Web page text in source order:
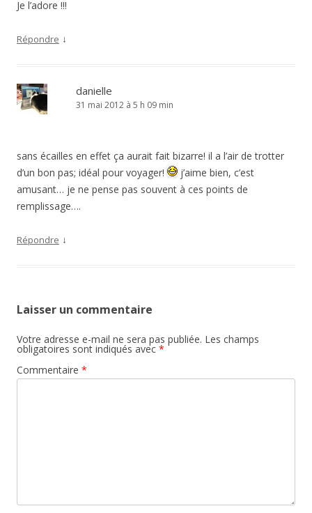
Je l’adore !!!
Répondre ↓
danielle
31 mai 2012 à 5 h 09 min
sans écailles en effet ça aurait fait bizarre! il a l’air de trotter
d’un bon pas; idéal pour voyager!
j’aime bien, c’est
amusant… je ne pense pas souvent à ces points de
remplissage….
Répondre ↓
Laisser un commentaire
Votre adresse e-mail ne sera pas publiée. Les champs
obligatoires sont indiqués avec *
Commentaire *